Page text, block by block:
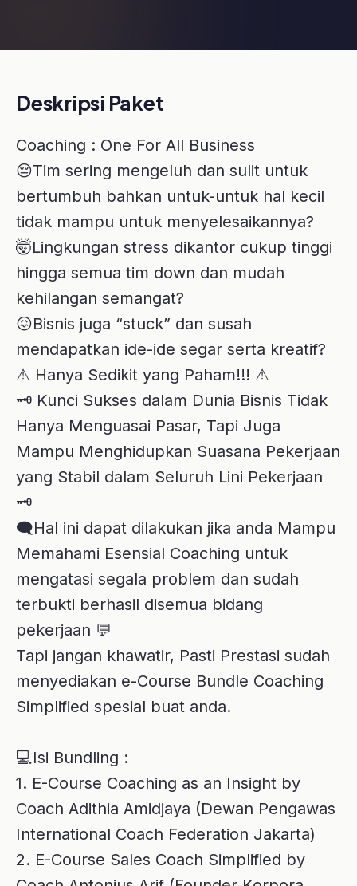
bertumbuh bahkan untuk-untuk hal kecil
hingga semua tim down dan mudah
😖Bisnis juga “stuck” dan susah
mendapatkan ide-ide segar serta kreatif?
⚠ Hanya Sedikit yang Paham!!! ⚠
Hanya Menguasai Pasar, Tapi Juga
Mampu Menghidupkan Suasana Pekerjaan
yang Stabil dalam Seluruh Lini Pekerjaan
🗝
🗨Hal ini dapat dilakukan jika anda Mampu
Memahami Esensial Coaching untuk
mengatasi segala problem dan sudah
terbukti berhasil disemua bidang
pekerjaan 💬
menyediakan e-Course Bundle Coaching
Simplified spesial buat anda.
💻Isi Bundling :
1. E-Course Coaching as an Insight by
Coach Adithia Amidjaya (Dewan Pengawas
International Coach Federation Jakarta)
2. E-Course Sales Coach Simplified by
Coach Antonius Arif (Founder Korpora
3. E-Course Coaching Impact in Hospitality
Business by Coach Edi Purnomo (Founder
& Owner Excellence Plus Indonesia)
4. E-Course Fun Coaching by Coach Yayuk
by Coach Hiva Erliani Fitrah (Psikolog,
Associate Assesor)
6. E-Course Football Coaching by Coach
Building Material Company)
7. E-Course Entrepreneurship Coaching by